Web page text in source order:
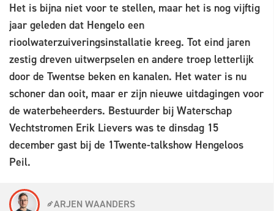
Het is bijna niet voor te stellen, maar het is nog vijftig
jaar geleden dat Hengelo een
rioolwaterzuiveringsinstallatie kreeg. Tot eind jaren
zestig dreven uitwerpselen en andere troep letterlijk
door de Twentse beken en kanalen. Het water is nu
schoner dan ooit, maar er zijn nieuwe uitdagingen voor
de waterbeheerders. Bestuurder bij Waterschap
Vechtstromen Erik Lievers was te dinsdag 15
december gast bij de 1Twente-talkshow Hengeloos
Peil.
ARJEN WAANDERS